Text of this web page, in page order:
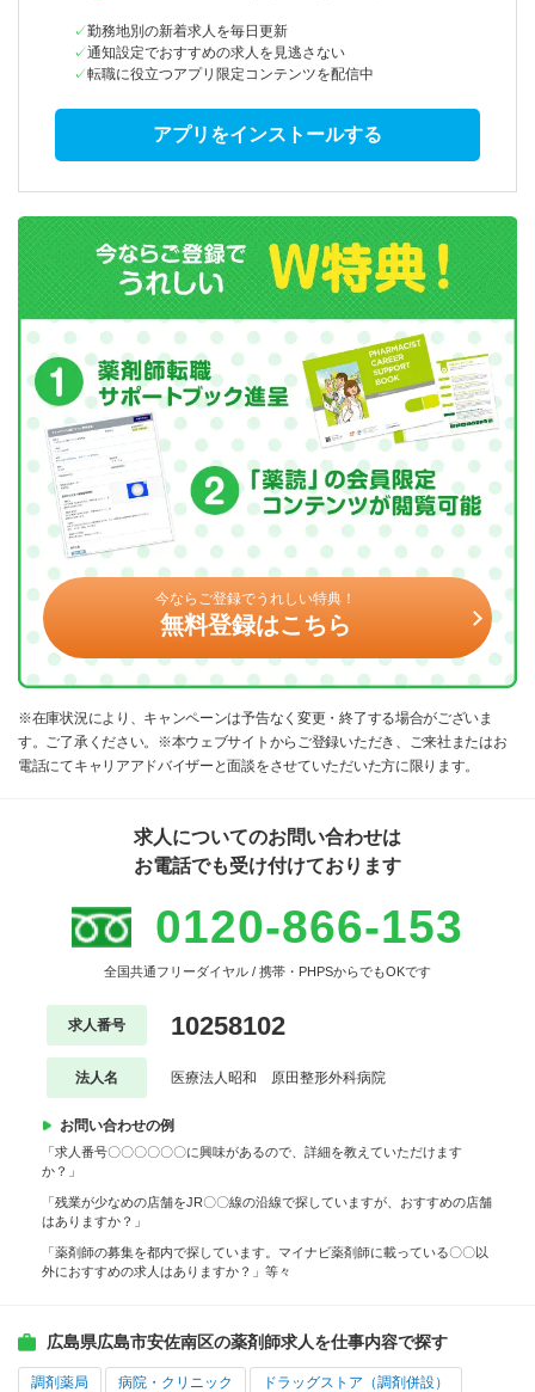
勤務地別の新着求人を毎日更新
通知設定でおすすめの求人を見逃さない
転職に役立つアプリ限定コンテンツを配信中
アプリをインストールする
今ならご登録でうれしい特典！
無料登録はこちら
※在庫状況により、キャンペーンは予告なく変更・終了する場合がございま
す。ご了承ください。※本ウェブサイトからご登録いただき、ご来社またはお
電話にてキャリアアドバイザーと面談をさせていただいた方に限ります。
求人についてのお問い合わせは
お電話でも受け付けております
0120-866-153
全国共通フリーダイヤル / 携帯・PHPSからでもOKです
求人番号 10258102
法人名 医療法人昭和 原田整形外科病院
お問い合わせの例
「求人番号〇〇〇〇〇〇に興味があるので、詳細を教えていただけます
か？」
「残業が少なめの店舗をJR〇〇線の沿線で探していますが、おすすめの店舗
はありますか？」
「薬剤師の募集を都内で探しています。マイナビ薬剤師に載っている〇〇以
外におすすめの求人はありますか？」等々
広島県広島市安佐南区の薬剤師求人を仕事内容で探す
調剤薬局 病院・クリニック ドラッグストア（調剤併設）